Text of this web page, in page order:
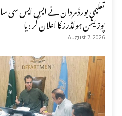
پوزیشن ہولڈرز کا اعلان کر دیا
August 7, 2026